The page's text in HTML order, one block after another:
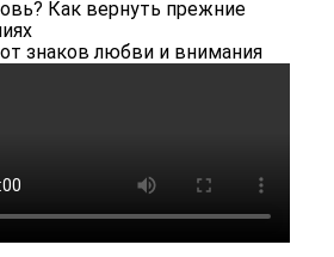
знаков любви и внимания